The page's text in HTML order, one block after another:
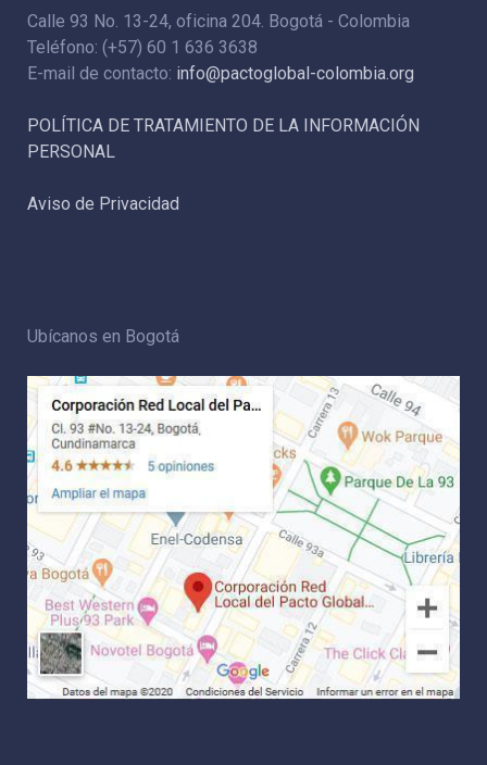
Calle 93 No. 13-24, oficina 204. Bogotá - Colombia
Teléfono: (+57) 60 1 636 3638
E-mail de contacto: info@pactoglobal-colombia.org
POLÍTICA DE TRATAMIENTO DE LA INFORMACIÓN
PERSONAL
Aviso de Privacidad
Ubícanos en Bogotá